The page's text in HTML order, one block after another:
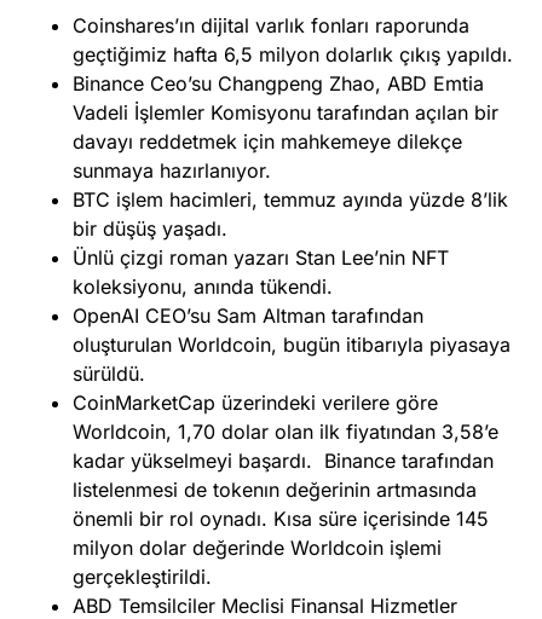
Coinshares’ın dijital varlık fonları raporunda
geçtiğimiz hafta 6,5 milyon dolarlık çıkış yapıldı.
Binance Ceo’su Changpeng Zhao, ABD Emtia
Vadeli İşlemler Komisyonu tarafından açılan bir
davayı reddetmek için mahkemeye dilekçe
sunmaya hazırlanıyor.
BTC işlem hacimleri, temmuz ayında yüzde 8’lik
bir düşüş yaşadı.
Ünlü çizgi roman yazarı Stan Lee’nin NFT
koleksiyonu, anında tükendi.
OpenAI CEO’su Sam Altman tarafından
oluşturulan Worldcoin, bugün itibarıyla piyasaya
sürüldü.
CoinMarketCap üzerindeki verilere göre
Worldcoin, 1,70 dolar olan ilk fiyatından 3,58’e
kadar yükselmeyi başardı. Binance tarafından
listelenmesi de tokenın değerinin artmasında
önemli bir rol oynadı. Kısa süre içerisinde 145
milyon dolar değerinde Worldcoin işlemi
gerçekleştirildi.
ABD Temsilciler Meclisi Finansal Hizmetler